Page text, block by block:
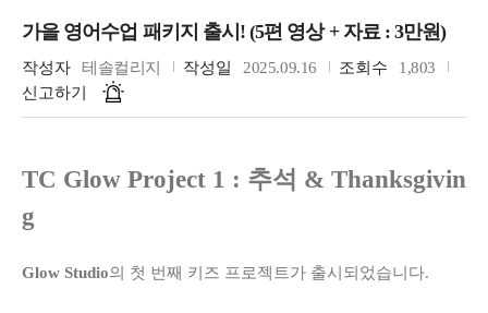
가을 영어수업 패키지 출시! (5편 영상 + 자료 : 3만원)
작성자 테솔컬리지 작성일 2025.09.16 조회수
1,803
신고하기
TC Glow Project 1 : 추석 & Thanksgivin
g
Glow Studio의 첫 번째 키즈 프로젝트가 출시되었습니다.